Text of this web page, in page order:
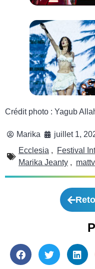
Crédit photo : Yagub
Marika
juillet 1,
Ecclesia , Festival
Marika Jeanty ,